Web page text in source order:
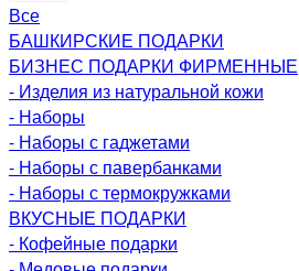
Все
БАШКИРСКИЕ ПОДАРКИ
БИЗНЕС ПОДАРКИ ФИРМЕННЫЕ
- Изделия из натуральной кожи
- Наборы
- Наборы с гаджетами
- Наборы с павербанками
- Наборы с термокружками
ВКУСНЫЕ ПОДАРКИ
- Кофейные подарки